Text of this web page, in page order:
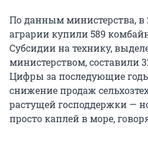
По данным министерства, в
аграрии купили 589
Субсидии на технику,
министерством, составили
Цифры за последующие
снижение продаж
растущей господдержки —
просто каплей в море,